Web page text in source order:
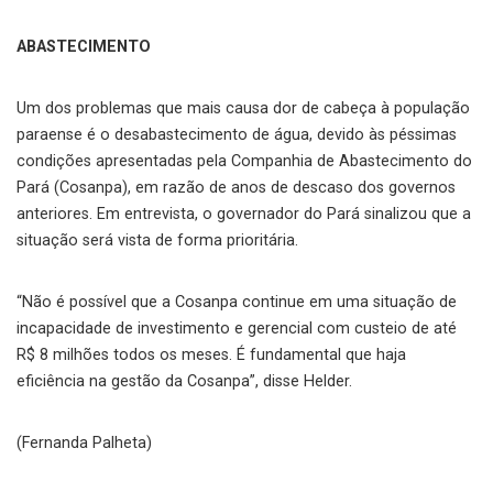
ABASTECIMENTO
Um dos problemas que mais causa dor de cabeça à população
paraense é o desabastecimento de água, devido às péssimas
condições apresentadas pela Companhia de Abastecimento do
Pará (Cosanpa), em razão de anos de descaso dos governos
anteriores. Em entrevista, o governador do Pará sinalizou que a
situação será vista de forma prioritária.
“Não é possível que a Cosanpa continue em uma situação de
incapacidade de investimento e gerencial com custeio de até
R$ 8 milhões todos os meses. É fundamental que haja
eficiência na gestão da Cosanpa”, disse Helder.
(Fernanda Palheta)